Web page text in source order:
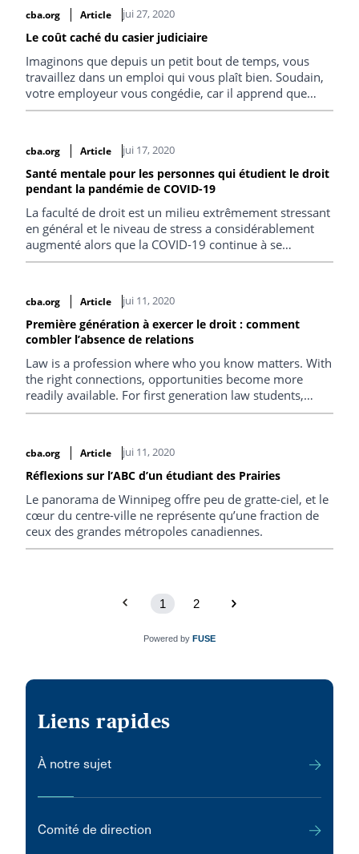
– ce qui veut dire que lorsqu’on se rend compte que les
choses vont mal, il est un peu tard pour renverser la
vapeur.
cba.org Article jui 27, 2020
Le coût caché du casier judiciaire
Imaginons que depuis un petit bout de temps, vous
travaillez dans un emploi qui vous plaît bien. Soudain,
votre employeur vous congédie, car il apprend que
vous possédez un casier judiciaire. Vous êtes incapable
qualifié et qui n’exige pas de ne pas avoir de casier
judiciaire.
cba.org Article jui 17, 2020
Santé mentale pour les personnes qui étudient le droit
pendant la pandémie de COVID-19
La faculté de droit est un milieu extrêmement stressant
en général et le niveau de stress a considérablement
augmenté alors que la COVID-19 continue à se
propager.
cba.org Article jui 11, 2020
Première génération à exercer le droit : comment
combler l’absence de relations
Law is a profession where who you know matters. With
the right connections, opportunities become more
readily available. For first generation law students,
though, the ‘who you know’ is generally thinner and
cba.org Article jui 11, 2020
Réflexions sur l’ABC d’un étudiant des Prairies
Le panorama de Winnipeg offre peu de gratte-ciel, et le
cœur du centre-ville ne représente qu’une fraction de
ceux des grandes métropoles canadiennes.
1 2
Powered by FUSE
Liens rapides
À notre sujet
Comité de direction